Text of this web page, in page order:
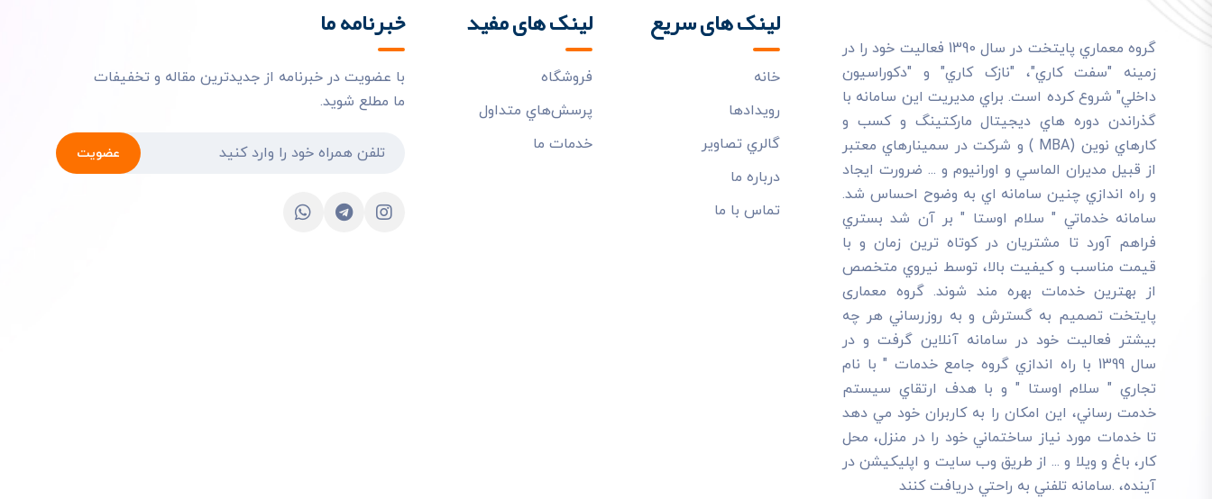
گروه معماري پايتخت در سال 1390 فعاليت خود را در
زمينه "سفت کاري"، "نازک کاري" و "دکوراسيون
داخلي" شروع کرده است. براي مديريت اين سامانه با
گذراندن دوره هاي ديجيتال مارکتينگ و کسب و
کارهاي نوين (MBA ) و شرکت در سمينارهاي معتبر
از قبيل مديران الماسي و اورانيوم و ... ضرورت ايجاد
و راه اندازي چنين سامانه اي به وضوح احساس شد.
سامانه خدماتي " سلام اوستا " بر آن شد بستري
فراهم آورد تا مشتريان در کوتاه ترين زمان و با
قيمت مناسب و کيفيت بالا، توسط نيروي متخصص
از بهترين خدمات بهره مند شوند. گروه معماری
پایتخت تصميم به گسترش و به روزرساني هر چه
بيشتر فعاليت خود در سامانه آنلاين گرفت و در
سال 1399 با راه اندازي گروه جامع خدمات " با نام
تجاري " سلام اوستا " و با هدف ارتقاي سيستم
خدمت رساني، اين امکان را به کاربران خود مي دهد
تا خدمات مورد نياز ساختماني خود را در منزل، محل
کار، باغ و ويلا و ... از طريق وب سايت و اپليکيشن در
آينده، .سامانه تلفني به راحتي دريافت کنند
لینک های سریع
خانه
رويدادها
گالري تصاوير
درباره ما
تماس با ما
لینک های مفید
فروشگاه
پرسش‌هاي متداول
خدمات ما
خبرنامه ما
با عضویت در خبرنامه از جدیدترین مقاله و تخفیفات
ما مطلع شوید.
عضویت